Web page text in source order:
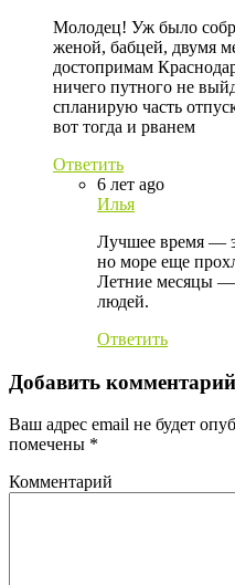
Молодец! Уж было
женой, бабцей, двумя
достопримам
ничего путного не
спланирую часть
вот тогда и рванем
Ответить
6 лет ago
Илья
Лучшее время —
но море еще
Летние месяцы —
людей.
Ответить
Добавить комментарий
Ваш адрес email не будет
помечены *
Комментарий